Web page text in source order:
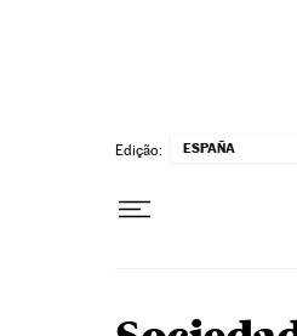
Edição: ESPAÑA